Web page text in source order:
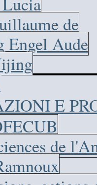
de
Engel Aude
E
de